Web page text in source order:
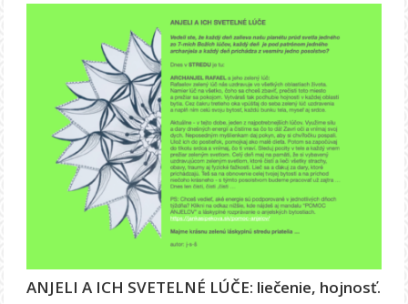
ANJELI A ICH SVETELNÉ LÚČE: liečenie, hojnosť.